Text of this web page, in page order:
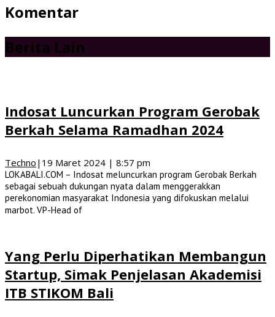
Komentar
Berita Lain
Indosat Luncurkan Program Gerobak
Berkah Selama Ramadhan 2024
Techno | 19 Maret 2024 | 8:57 pm
LOKABALI.COM – Indosat meluncurkan program Gerobak Berkah
sebagai sebuah dukungan nyata dalam menggerakkan
perekonomian masyarakat Indonesia yang difokuskan melalui
marbot. VP-Head of
Yang Perlu Diperhatikan Membangun
Startup, Simak Penjelasan Akademisi
ITB STIKOM Bali